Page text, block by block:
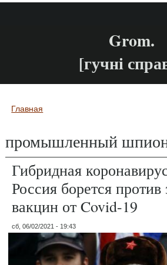
Grom.
[гучні
Вы здесь
Главная
промышленный
Гибридная
Россия борется
вакцин от Covid-19
сб, 06/02/2021 - 19:43